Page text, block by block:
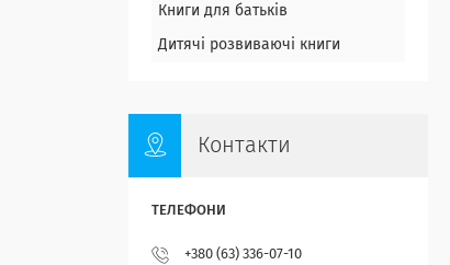
Книги для батьків
Дитячі розвиваючі книги
Контакти
+380 (63) 336-07-10